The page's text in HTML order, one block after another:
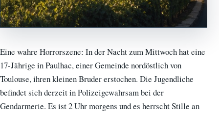
Eine wahre Horrorszene: In der Nacht zum Mittwoch hat eine
17-Jährige in Paulhac, einer Gemeinde nordöstlich von
Toulouse, ihren kleinen Bruder erstochen. Die Jugendliche
befindet sich derzeit in Polizeigewahrsam bei der
Gendarmerie. Es ist 2 Uhr morgens und es herrscht Stille an